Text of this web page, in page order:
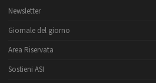
Newsletter
Giornale del giorno
Area Riservata
Sostieni ASI